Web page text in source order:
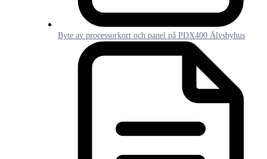
Byte av processorkort och panel på PDX400 Älvsbyhus